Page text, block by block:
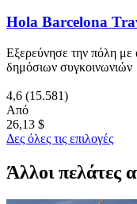
Hola Barcelona
Εξερεύνησε την πόλη με
δημόσιων συγκοινωνιών
4,6 (15.581)
Από
26,13 $
Δες όλες τις επιλογές
Άλλοι πελάτες